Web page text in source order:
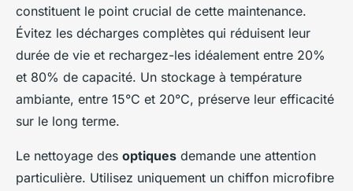
constituent le point crucial de cette maintenance.
Évitez les décharges complètes qui réduisent leur
durée de vie et rechargez-les idéalement entre 20%
et 80% de capacité. Un stockage à température
ambiante, entre 15°C et 20°C, préserve leur efficacité
sur le long terme.
Le nettoyage des optiques demande une attention
particulière. Utilisez uniquement un chiffon microfibre